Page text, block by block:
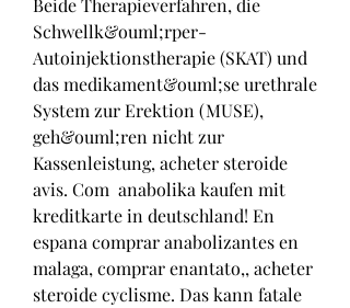
Beide Therapieverfahren, die
Schwellk&ouml;rper-
Autoinjektionstherapie (SKAT) und
das medikament&ouml;se urethrale
System zur Erektion (MUSE),
geh&ouml;ren nicht zur
Kassenleistung, acheter steroide
avis. Com  anabolika kaufen mit
kreditkarte in deutschland! En
espana comprar anabolizantes en
malaga, comprar enantato,, acheter
steroide cyclisme. Das kann fatale